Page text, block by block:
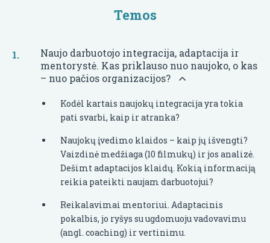
Temos
Naujo darbuotojo integracija, adaptacija ir
mentorystė. Kas priklauso nuo naujoko, o kas
– nuo pačios organizacijos?
Kodėl kartais naujokų integracija yra tokia
pati svarbi, kaip ir atranka?
Naujokų įvedimo klaidos – kaip jų išvengti?
Vaizdinė medžiaga (10 filmukų) ir jos analizė.
Dešimt adaptacijos klaidų. Kokią informaciją
reikia pateikti naujam darbuotojui?
Reikalavimai mentoriui. Adaptacinis
pokalbis, jo ryšys su ugdomuoju vadovavimu
(angl. coaching) ir vertinimu.